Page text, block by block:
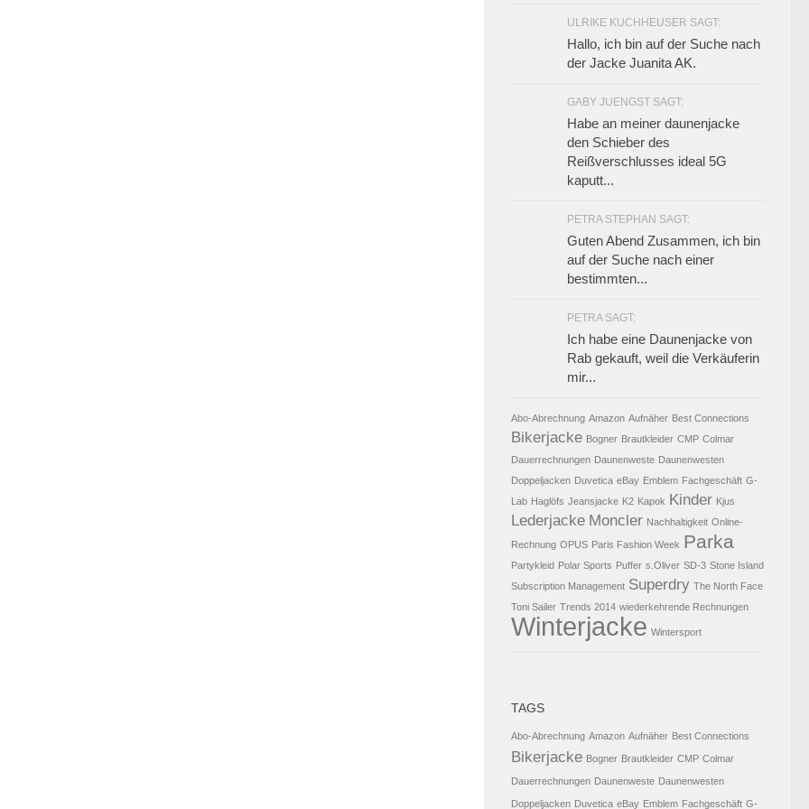
ULRIKE KUCHHEUSER SAGT:
Hallo, ich bin auf der Suche nach
der Jacke Juanita AK.
GABY JUENGST SAGT:
Habe an meiner daunenjacke
den Schieber des
Reißverschlusses ideal 5G
kaputt...
PETRA STEPHAN SAGT:
Guten Abend Zusammen, ich bin
auf der Suche nach einer
bestimmten...
PETRA SAGT:
Ich habe eine Daunenjacke von
Rab gekauft, weil die Verkäuferin
mir...
Abo-Abrechnung Amazon Aufnäher Best Connections
Bikerjacke Bogner Brautkleider CMP Colmar
Dauerrechnungen Daunenweste Daunenwesten
Doppeljacken Duvetica eBay Emblem Fachgeschäft G-
Lab Haglöfs Jeansjacke K2 Kapok Kinder Kjus
Lederjacke Moncler Nachhaltigkeit Online-
Rechnung OPUS Paris Fashion Week Parka
Partykleid Polar Sports Puffer s.Oliver SD-3 Stone Island
Subscription Management Superdry The North Face
Toni Sailer Trends 2014 wiederkehrende Rechnungen
Winterjacke Wintersport
TAGS
Abo-Abrechnung Amazon Aufnäher Best Connections
Bikerjacke Bogner Brautkleider CMP Colmar
Dauerrechnungen Daunenweste Daunenwesten
Doppeljacken Duvetica eBay Emblem Fachgeschäft G-